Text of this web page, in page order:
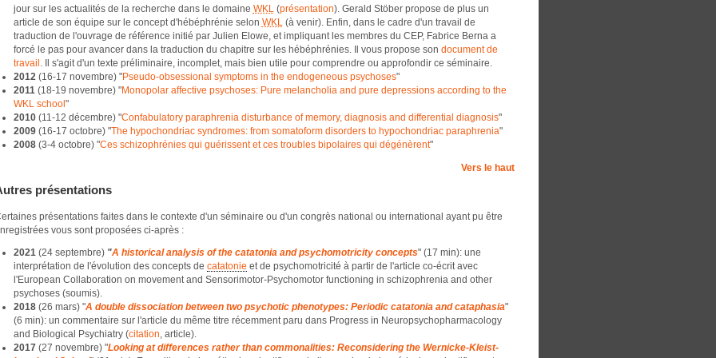
jour sur les actualités de la recherche dans le domaine WKL (présentation). Gerald Stöber propose de plus un
article de son équipe sur le concept d'hébéphrénie selon WKL (à venir). Enfin, dans le cadre d'un travail de
traduction de l'ouvrage de référence initié par Julien Elowe, et impliquant les membres du CEP, Fabrice Berna a
forcé le pas pour avancer dans la traduction du chapitre sur les hébéphrénies. Il vous propose son document de
travail . Il s'agit d'un texte préliminaire, incomplet, mais bien utile pour comprendre ou approfondir ce séminaire.
2012 (16-17 novembre) "Pseudo-obsessional symptoms in the endogeneous psychoses"
2011 (18-19 novembre) "Monopolar affective psychoses: Pure melancholia and pure depressions according to the
WKL school"
2010(11-12 décembre) "Confabulatory paraphrenia disturbance of memory, diagnosis and differential diagnosis"
2009(16-17 octobre) "The hypochondriac syndromes: from somatoform disorders to hypochondriac paraphrenia"
2008(3-4 octobre) "Ces schizophrénies qui guérissent et ces troubles bipolaires qui dégénèrent"
Vers le haut
présentations
présentations faites dans le contexte d'un séminaire ou d'un congrès national ou international ayant pu être
vous sont proposées ci-après :
2021 (24 septembre)"A historical analysis of the catatonia and psychomotricity concepts" (17 min): une
interprétation de l'évolution des concepts de catatonie et de psychomotricité à partir de l'article co-écrit avec
l'European Collaboration on movement and Sensorimotor-Psychomotor functioning in schizophrenia and other
psychoses (soumis).
2018(26 mars) "A double dissociation between two psychotic phenotypes: Periodic catatonia and cataphasia"
(6 min): un commentaire sur l'article du même titre récemment paru dans Progress in Neuropsychopharmacology
and Biological Psychiatry (citation , article).
2017(27 novembre) "Looking at differences rather than commonalities: Reconsidering the Wernicke-Kleist-